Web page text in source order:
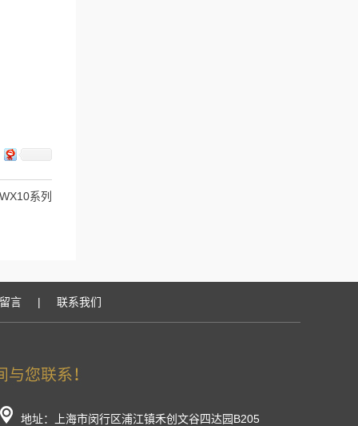
系列
言 | 联系我们
地址：上海市闵行区浦江镇禾创文谷四达园B205